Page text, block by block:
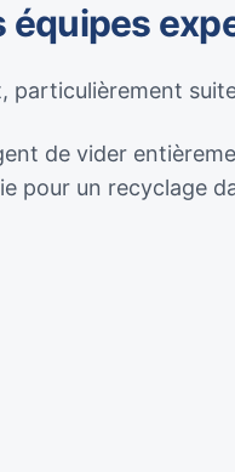
équipes
particulièrement
de vider
pour un recyclage